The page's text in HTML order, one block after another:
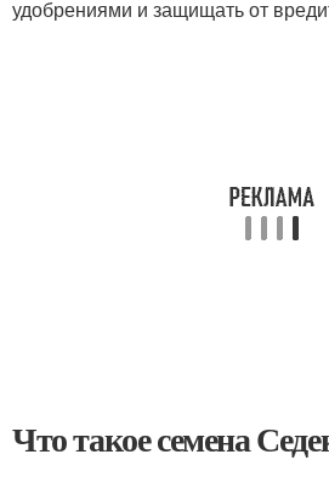
удобрениями и защищать от
Что такое семена